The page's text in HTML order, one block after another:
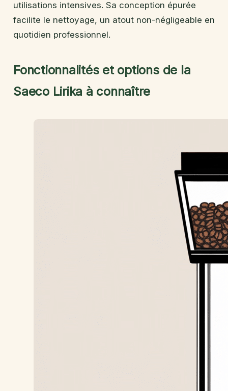
utilisations intensives. Sa conception épurée
facilite le nettoyage, un atout non-négligeable en
quotidien professionnel.
Fonctionnalités et options de la
Saeco Lirika à connaître